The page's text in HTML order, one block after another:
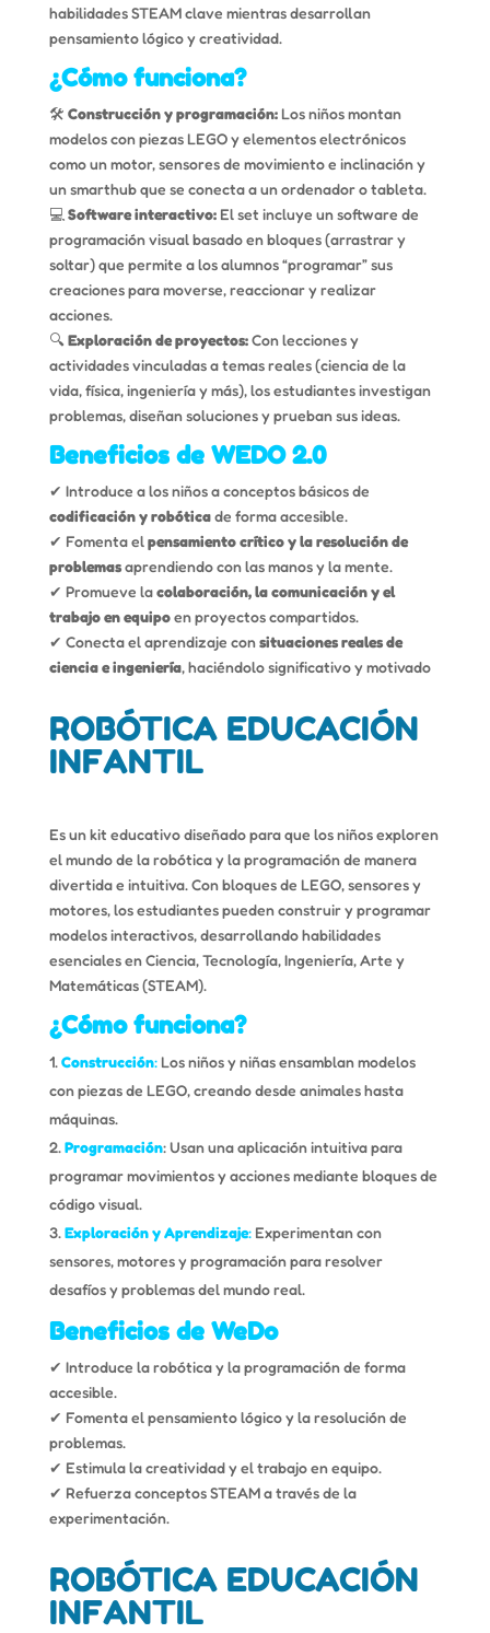
habilidades STEAM clave mientras desarrollan
pensamiento lógico y creatividad.
¿Cómo funciona?
🛠️ Construcción y programación:Los niños montan
modelos con piezas LEGO y elementos electrónicos
como un motor, sensores de movimiento e inclinación y
un smarthub que se conecta a un ordenador o tableta.
💻 Software interactivo:El set incluye un software de
programación visual basado en bloques (arrastrar y
soltar) que permite a los alumnos “programar” sus
creaciones para moverse, reaccionar y realizar
acciones.
🔍 Exploración de proyectos:Con lecciones y
actividades vinculadas a temas reales (ciencia de la
vida, física, ingeniería y más), los estudiantes investigan
problemas, diseñan soluciones y prueban sus ideas.
Beneficios de WEDO 2.0
✔ Introduce a los niños a conceptos básicos de
codificación y robóticade forma accesible.
✔ Fomenta elpensamiento crítico y la resolución de
problemasaprendiendo con las manos y la mente.
✔ Promueve lacolaboración, la comunicación y el
trabajo en equipoen proyectos compartidos.
✔ Conecta el aprendizaje consituaciones reales de
ciencia e ingeniería, haciéndolo significativo y motivado
ROBÓTICA EDUCACIÓN
INFANTIL
Es un kit educativo diseñado para que los niños exploren
el mundo de la robótica y la programación de manera
divertida e intuitiva. Con bloques de LEGO, sensores y
motores, los estudiantes pueden construir y programar
modelos interactivos, desarrollando habilidades
esenciales en Ciencia, Tecnología, Ingeniería, Arte y
Matemáticas (STEAM).
¿Cómo funciona?
Construcción:Los niños y niñas ensamblan modelos
con piezas de LEGO, creando desde animales hasta
máquinas.
Programación: Usan una aplicación intuitiva para
programar movimientos y acciones mediante bloques de
código visual.
Exploración y Aprendizaje:Experimentan con
sensores, motores y programación para resolver
desafíos y problemas del mundo real.
Beneficios de WeDo
✔ Introduce la robótica y la programación de forma
accesible.
✔ Fomenta el pensamiento lógico y la resolución de
problemas.
✔ Estimula la creatividad y el trabajo en equipo.
✔ Refuerza conceptos STEAM a través de la
experimentación.
ROBÓTICA EDUCACIÓN
INFANTIL